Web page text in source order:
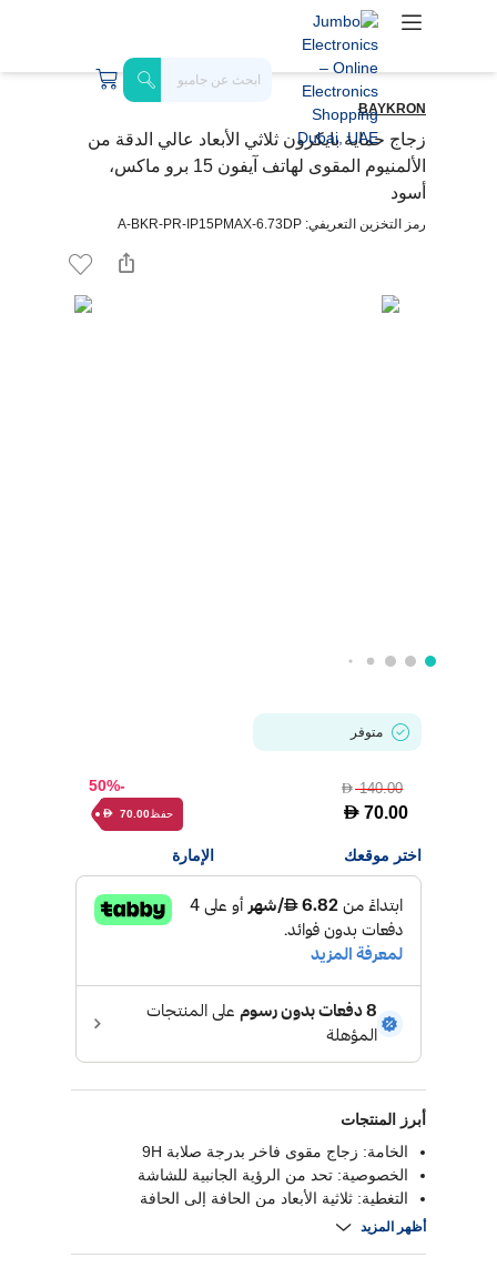
BAYKRON
زجاج حماية بايكرون ثلاثي الأبعاد عالي الدقة من
الألمنيوم المقوى لهاتف آيفون 15 برو ماكس،
أسود
رمز التخزين التعريفي: A-BKR-PR-IP15PMAX-6.73DP
متوفر
D140.00
D 70.00
-50%
حفظ D 70.00
اختر موقعك الإمارة
أبرز المنتجات
الخامة: زجاج مقوى فاخر بدرجة صلابة 9H
الخصوصية: تحد من الرؤية الجانبية للشاشة
التغطية: ثلاثية الأبعاد من الحافة إلى الحافة
مقاومة البصمات: يحافظ على الطلاء المقاوم للزيوت
أظهر المزيد